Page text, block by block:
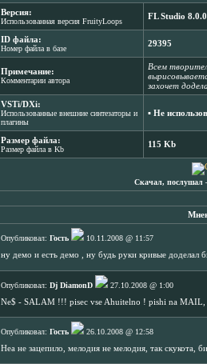
Версия:
Использованная версия FruityLoops
FL Studio 8.0.0
ID файла:
Номер файла в базе
29395
Примечание:
Комментарии автора
Всем
захочет
VSTi/DXi:
Использованные внешние синтезаторы и
плагины
▪ Не
Размер файла:
Размер файла в Kb
115 Kb
Скачал, послушал
Опубликовал: Гость
10.11.2008 @ 11:57
ну демо и есть демо , ну будь руки кривые доделал
Опубликовал: Dj DiamonD
27.10.2008 @ 1:00
Ne$ - SALAM !!! pisec vse Ahuitelno ! pishi na MAIL,
Опубликовал: Гость
26.10.2008 @ 12:58
Неа не зацепило, мелодия не мелодия, так скукота,